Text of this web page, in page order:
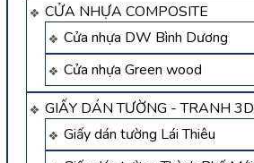
CỬA NHỰA COMPOSITE
Cửa nhựa DW Bình Dương
Cửa nhựa Green wood
GIẤY DÁN TƯỜNG - TRANH 3D
Giấy dán tường Lái Thiêu